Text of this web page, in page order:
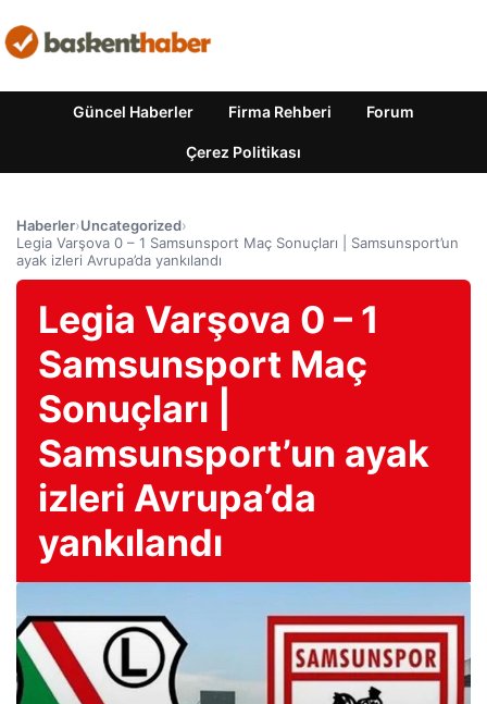
Güncel Haberler Firma Rehberi Forum
Çerez Politikası
Haberler›Uncategorized›
Legia Varşova 0 – 1 Samsunsport Maç Sonuçları | Samsunsport’un
ayak izleri Avrupa’da yankılandı
Legia Varşova 0 – 1
Samsunsport Maç
Sonuçları |
Samsunsport’un ayak
izleri Avrupa’da
yankılandı